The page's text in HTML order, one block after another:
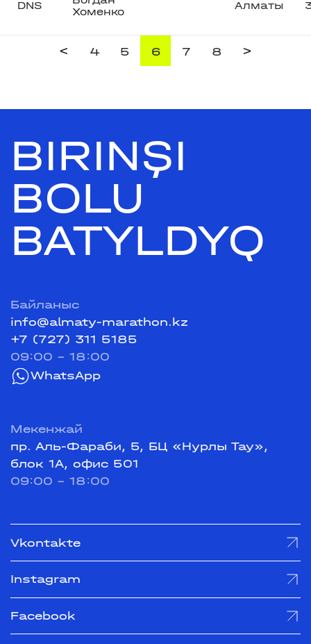
DNS
Хоменко
Алматы
< 4 5 6 7 8 >
BIRINŞI
BOLU
BATYLDYQ
Байланыс
info@almaty-marathon.kz
+7 (727) 311 5185
09:00 - 18:00
WhatsApp
Мекенжай
пр. Аль-Фараби, 5, БЦ «Нурлы Тау»,
блок 1А, офис 501
09:00 - 18:00
Vkontakte
Instagram
Facebook